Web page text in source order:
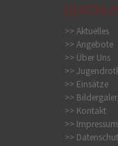
>> Aktuelles
>> Angebote
>> Über Uns
>>
>> Einsätze
>>
>> Kontakt
>> Impressum
>>